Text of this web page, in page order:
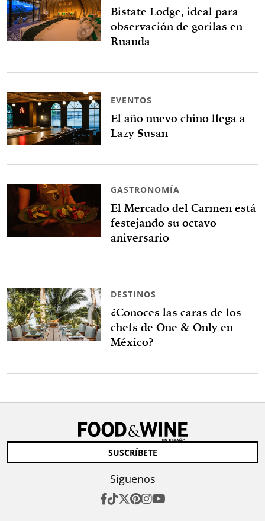
Bistate Lodge, ideal para
observación de gorilas en
Ruanda
EVENTOS
El año nuevo chino llega a
Lazy Susan
GASTRONOMÍA
El Mercado del Carmen está
festejando su octavo
aniversario
DESTINOS
¿Conoces las caras de los
chefs de One & Only en
México?
SUSCRÍBETE
Síguenos